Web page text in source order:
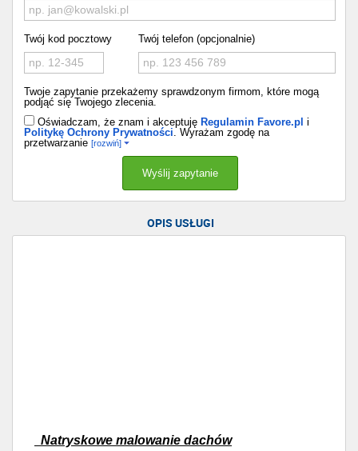
Twój kod pocztowy Twój telefon (opcjonalnie)
Twoje zapytanie przekażemy sprawdzonym firmom, które mogą
podjąć się Twojego zlecenia.
Oświadczam, że znam i akceptuję Regulamin Favore.pl i
Politykę Ochrony Prywatności . Wyrażam zgodę na
przetwarzanie [rozwiń]
OPIS USŁUGI
Natryskowe malowanie dachów